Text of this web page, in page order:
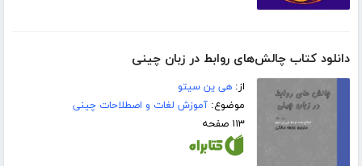
دانلود کتاب چالش‌های روابط در زبان چینی
از:هی ین سیتو
موضوع:آموزش لغات و اصطلاحات چینی
۱۱۳ صفحه